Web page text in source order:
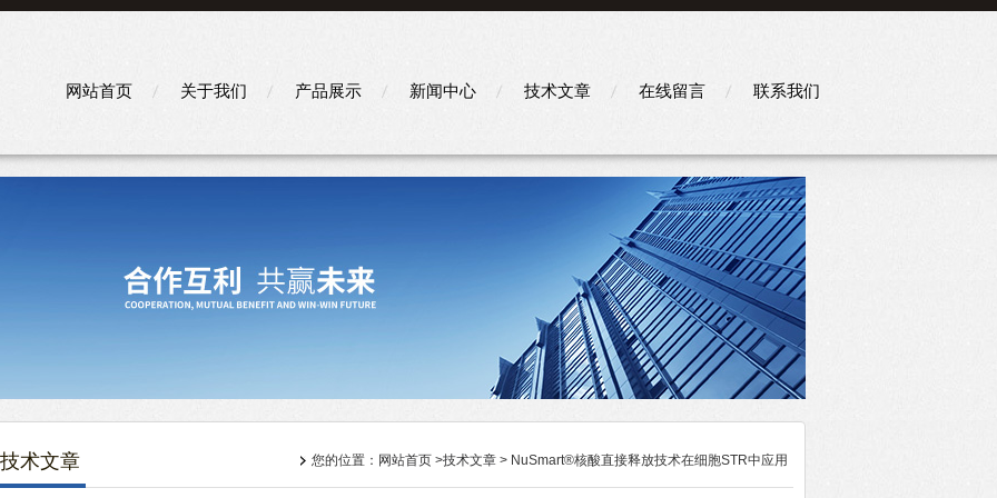
网站首页 关于我们 产品展示 新闻中心 技术文章 在线留言 联系我们
技术文章 您的位置： 网站首页 >技术文章 > NuSmart®核酸直接释放技术在细胞STR中应用